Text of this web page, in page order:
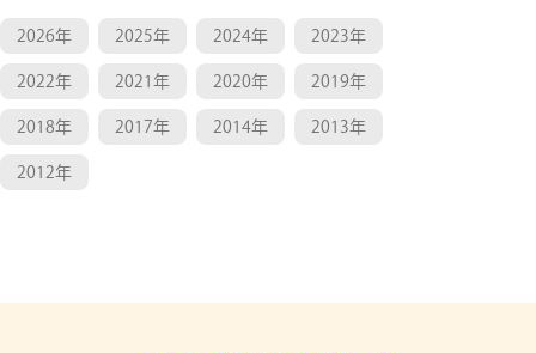
2026年 2025年 2024年 2023年
2022年 2021年 2020年 2019年
2018年 2017年 2014年 2013年
2012年